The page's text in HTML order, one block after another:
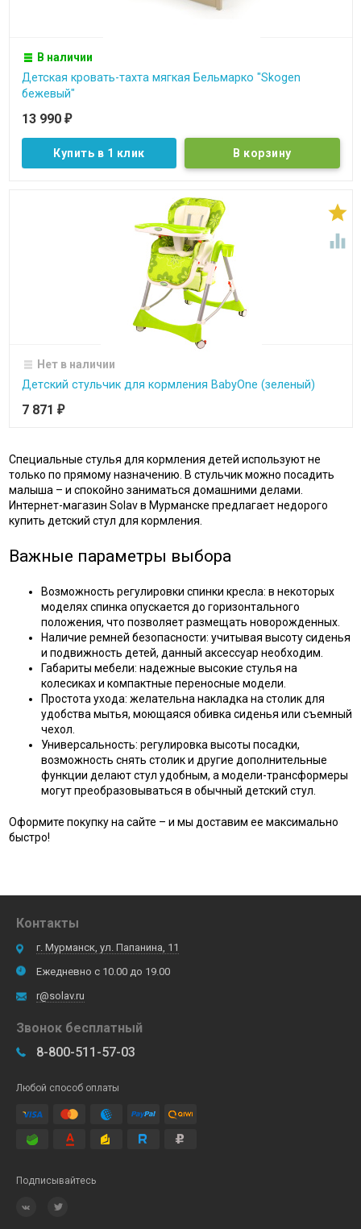
В наличии
Детская кровать-тахта мягкая Бельмарко "Skogen
бежевый"
13 990 ₽
Купить в 1 клик


Нет в наличии
Детcкий стульчик для кормления BabyOne (зеленый)
7 871 ₽
Специальные стулья для кормления детей используют не
только по прямому назначению. В стульчик можно посадить
малыша – и спокойно заниматься домашними делами.
Интернет-магазин Solav в Мурманске предлагает недорого
купить детский стул для кормления.
Важные параметры выбора
Возможность регулировки спинки кресла: в некоторых
моделях спинка опускается до горизонтального
положения, что позволяет размещать новорожденных.
Наличие ремней безопасности: учитывая высоту сиденья
и подвижность детей, данный аксессуар необходим.
Габариты мебели: надежные высокие стулья на
колесиках и компактные переносные модели.
Простота ухода: желательна накладка на столик для
удобства мытья, моющаяся обивка сиденья или съемный
чехол.
Универсальность: регулировка высоты посадки,
возможность снять столик и другие дополнительные
функции делают стул удобным, а модели-трансформеры
могут преобразовываться в обычный детский стул.
Оформите покупку на сайте – и мы доставим ее максимально
быстро!
Контакты
г. Мурманск, ул. Папанина, 11
Ежедневно с 10.00 до 19.00
r@solav.ru
Звонок бесплатный
8-800-511-57-03
Любой способ оплаты
Подписывайтесь